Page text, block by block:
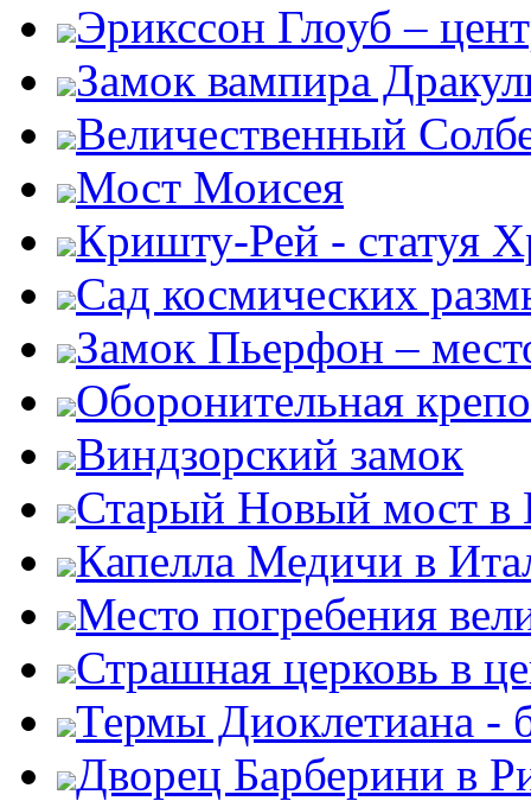
Эрикссон Глоуб –
Замок вампира
Величественный
Мост Моисея
Кришту-Рей - статуя
Сад космических
Замок Пьерфон –
Оборонительная
Виндзорский замок
Старый Новый мост в
Капелла Медичи в
Место погребения
Страшная церковь в
Термы Диоклетиана -
Дворец Барберини в